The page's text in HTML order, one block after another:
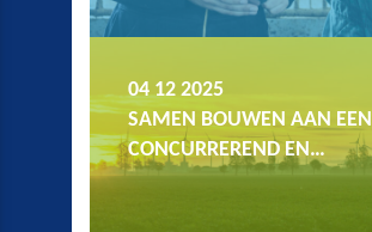
04 12 2025
SAMEN BOUWEN AAN EEN
CONCURREREND EN…